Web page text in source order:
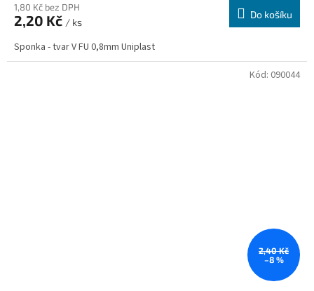
1,80 Kč bez DPH
2,20 Kč / ks
Do košíku
Sponka - tvar V FU 0,8mm Uniplast
2,40 Kč
–8 %
Kód: 090044